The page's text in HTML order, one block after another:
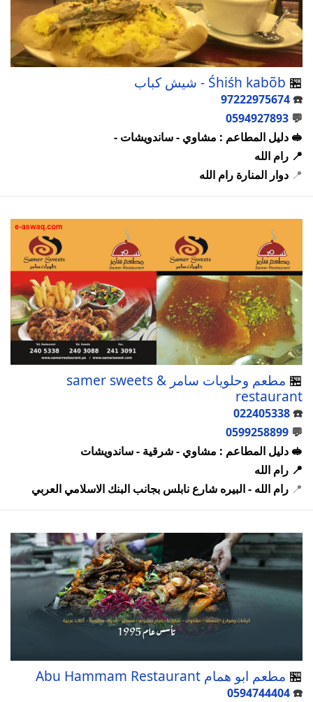
🏪 Śhiśh kabõb - شيش كباب
☎️
97222975674
💬
0594927893
🥪 دليل المطاعم : مشاوي - ساندويشات -
📍 رام الله
📍 دوار المنارة رام الله
🏪
مطعم وحلويات سامر samer sweets &
restaurant
☎️
022405338
💬
0599258899
🥪 دليل المطاعم : مشاوي - شرقية - ساندويشات
📍 رام الله
📍 رام الله - البيره شارع نابلس بجانب البنك الاسلامي العربي
🏪 مطعم ابو همام Abu Hammam Restaurant
☎️
0594744404